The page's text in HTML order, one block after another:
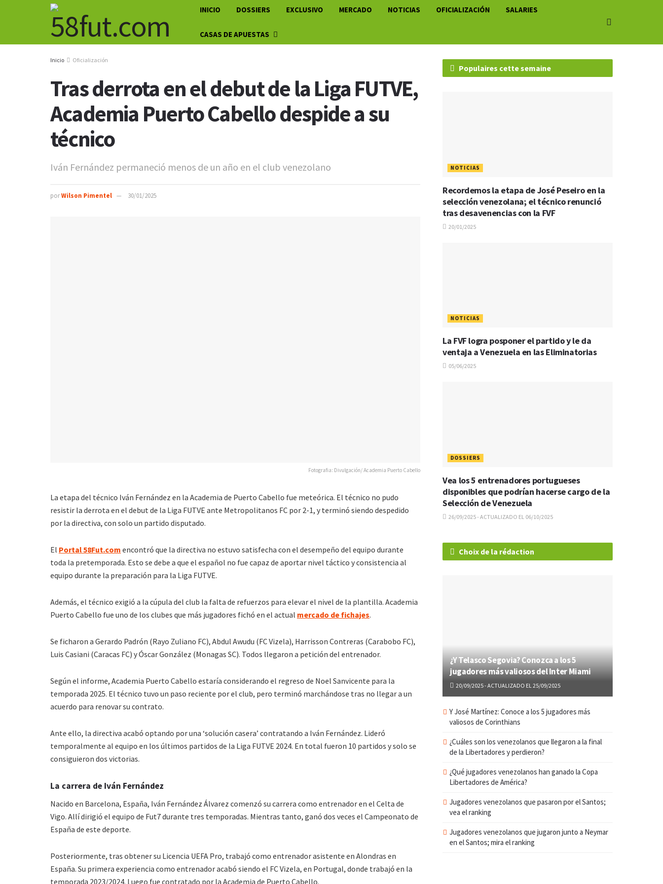
INICIO DOSSIERS EXCLUSIVO MERCADO NOTICIAS OFICIALIZACIÓN SALARIES
CASAS DE APUESTAS
Inicio Oficialización
Tras derrota en el debut de la Liga FUTVE,
Academia Puerto Cabello despide a su
técnico
Iván Fernández permaneció menos de un año en el club venezolano
porWilson Pimentel 30/01/2025
Fotografia: Divulgación/ Academia Puerto Cabello
La etapa del técnico Iván Fernández en la Academia de Puerto Cabello fue meteórica. El técnico no pudo
resistir la derrota en el debut de la Liga FUTVE ante Metropolitanos FC por 2-1, y terminó siendo despedido
por la directiva, con solo un partido disputado.
El Portal 58Fut.com encontró que la directiva no estuvo satisfecha con el desempeño del equipo durante
toda la pretemporada. Esto se debe a que el español no fue capaz de aportar nivel táctico y consistencia al
equipo durante la preparación para la Liga FUTVE.
Además, el técnico exigió a la cúpula del club la falta de refuerzos para elevar el nivel de la plantilla. Academia
Puerto Cabello fue uno de los clubes que más jugadores fichó en el actual mercado de fichajes.
Se ficharon a Gerardo Padrón (Rayo Zuliano FC), Abdul Awudu (FC Vizela), Harrisson Contreras (Carabobo FC),
Luis Casiani (Caracas FC) y Óscar González (Monagas SC). Todos llegaron a petición del entrenador.
Según el informe, Academia Puerto Cabello estaría considerando el regreso de Noel Sanvicente para la
temporada 2025. El técnico tuvo un paso reciente por el club, pero terminó marchándose tras no llegar a un
acuerdo para renovar su contrato.
Ante ello, la directiva acabó optando por una ‘solución casera’ contratando a Iván Fernández. Lideró
temporalmente al equipo en los últimos partidos de la Liga FUTVE 2024. En total fueron 10 partidos y solo se
consiguieron dos victorias.
La carrera de Iván Fernández
Nacido en Barcelona, ​​España, Iván Fernández Álvarez comenzó su carrera como entrenador en el Celta de
Vigo. Allí dirigió el equipo de Fut7 durante tres temporadas. Mientras tanto, ganó dos veces el Campeonato de
España de este deporte.
Posteriormente, tras obtener su Licencia UEFA Pro, trabajó como entrenador asistente en Alondras en
España. Su primera experiencia como entrenador acabó siendo el FC Vizela, en Portugal, donde trabajó en la
temporada 2023/2024. Luego fue contratado por la Academia de Puerto Cabello.
Populaires cette semaine
NOTICIAS
Recordemos la etapa de José Peseiro en la
selección venezolana; el técnico renunció
tras desavenencias con la FVF
20/01/2025
NOTICIAS
La FVF logra posponer el partido y le da
ventaja a Venezuela en las Eliminatorias
05/06/2025
DOSSIERS
Vea los 5 entrenadores portugueses
disponibles que podrían hacerse cargo de la
Selección de Venezuela
26/09/2025 - ACTUALIZADO EL 06/10/2025
Choix de la rédaction
¿Y Telasco Segovia? Conozca a los 5
jugadores más valiosos del Inter Miami
20/09/2025 - ACTUALIZADO EL 25/09/2025
Y José Martínez: Conoce a los 5 jugadores más
valiosos de Corinthians
¿Cuáles son los venezolanos que llegaron a la final
de la Libertadores y perdieron?
¿Qué jugadores venezolanos han ganado la Copa
Libertadores de América?
Jugadores venezolanos que pasaron por el Santos;
vea el ranking
Jugadores venezolanos que jugaron junto a Neymar
en el Santos; mira el ranking